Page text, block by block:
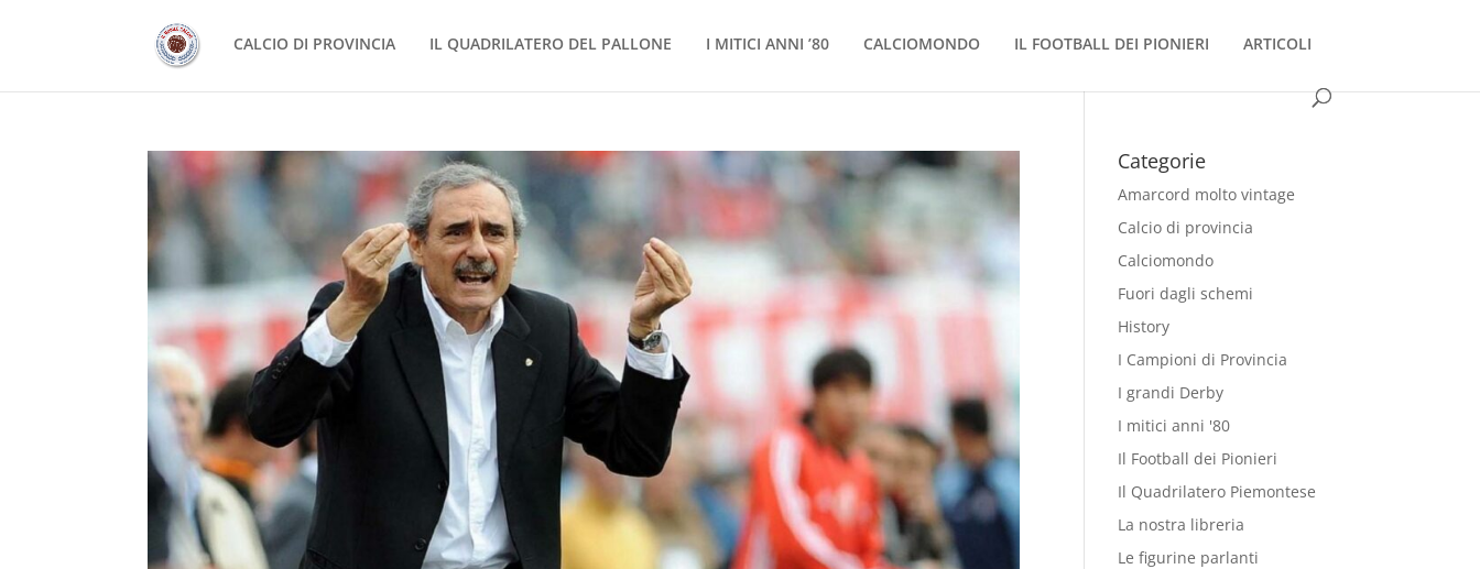
CALCIO DI PROVINCIA IL QUADRILATERO DEL PALLONE I MITICI ANNI ’80 CALCIOMONDO IL FOOTBALL DEI PIONIERI ARTICOLI
Categorie
Amarcord molto vintage
Calcio di provincia
Calciomondo
Fuori dagli schemi
History
I Campioni di Provincia
I grandi Derby
I mitici anni '80
Il Football dei Pionieri
Il Quadrilatero Piemontese
La nostra libreria
Le figurine parlanti